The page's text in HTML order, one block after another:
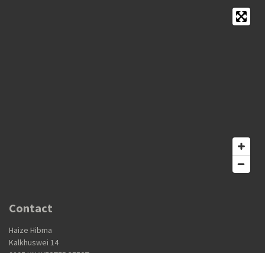
Contact
Haize Hibma
Kalkhuswei 14